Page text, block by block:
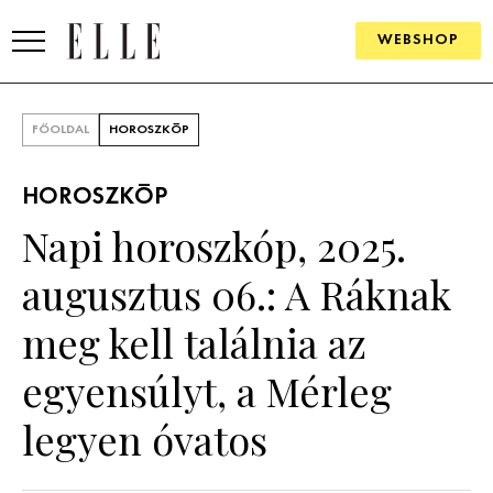
WEBSHOP
SZÉPSÉG
KULTÚRA
ÉLETMÓD
FŐOLDAL HOROSZKÓP
HOROSZKÓP
Napi horoszkóp, 2025.
augusztus 06.: A Ráknak
meg kell találnia az
egyensúlyt, a Mérleg
legyen óvatos